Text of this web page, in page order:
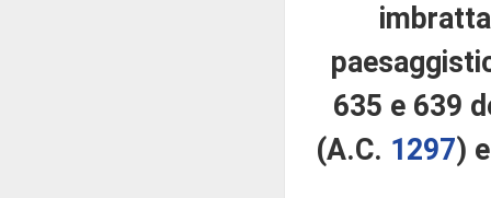
635 e 639
(A.C. 1297​)